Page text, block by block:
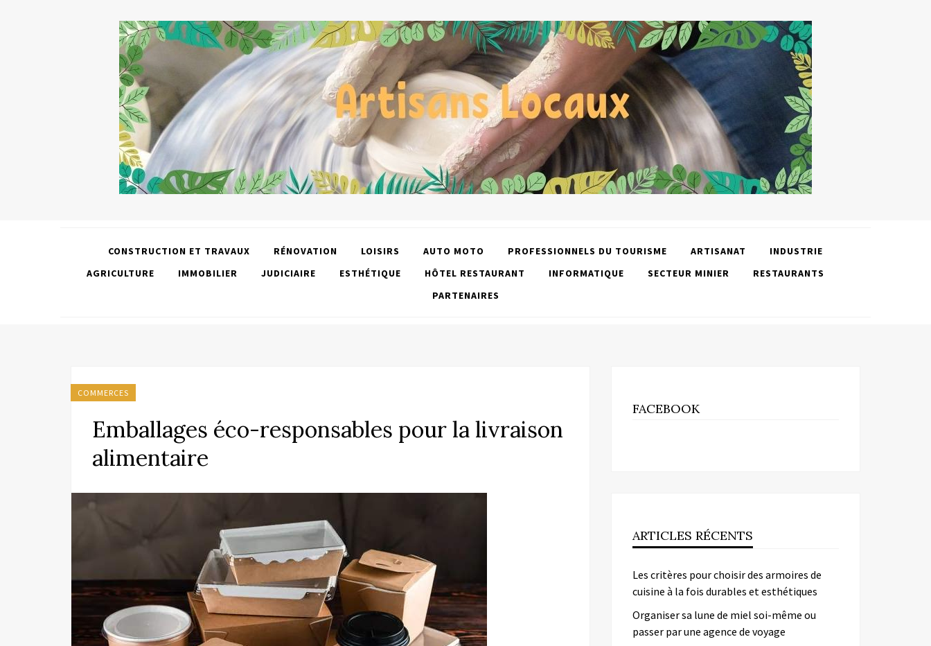
CONSTRUCTION ET TRAVAUX RÉNOVATION LOISIRS AUTO MOTO PROFESSIONNELS DU TOURISME ARTISANAT
INDUSTRIE
AGRICULTURE
IMMOBILIER JUDICIAIRE ESTHÉTIQUE HÔTEL RESTAURANT INFORMATIQUE SECTEUR MINIER
RESTAURANTS
PARTENAIRES
COMMERCES
Emballages éco-responsables pour la livraison
alimentaire
FACEBOOK
ARTICLES RÉCENTS
Les critères pour choisir des armoires de
cuisine à la fois durables et esthétiques
Organiser sa lune de miel soi-même ou
passer par une agence de voyage